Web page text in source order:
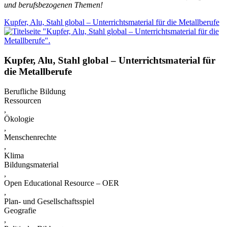
und berufsbezogenen Themen!
Kupfer, Alu, Stahl global – Unterrichtsmaterial für die Metallberufe
Kupfer, Alu, Stahl global – Unterrichtsmaterial für
die Metallberufe
Berufliche Bildung
Ressourcen
,
Ökologie
,
Menschenrechte
,
Klima
Bildungsmaterial
,
Open Educational Resource – OER
,
Plan- und Gesellschaftsspiel
Geografie
,